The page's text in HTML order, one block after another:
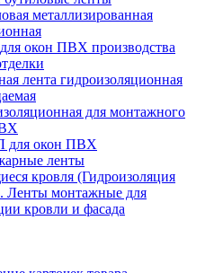
металлизированная
окон ПВХ производства
лента гидроизоляционная
для монтажного
для окон ПВХ
ленты
кровля (Гидроизоляция
Ленты монтажные для
кровли и фасада